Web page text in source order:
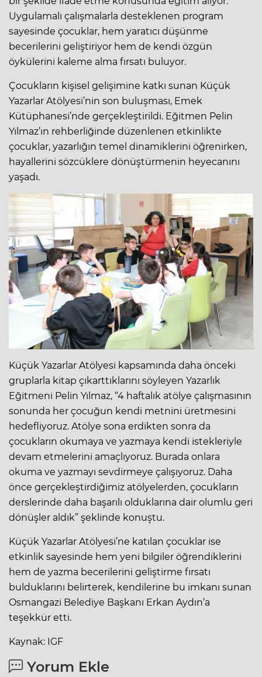
Uygulamalı çalışmalarla desteklenen program
sayesinde çocuklar, hem yaratıcı düşünme
becerilerini geliştiriyor hem de kendi özgün
öykülerini kaleme alma fırsatı buluyor.
Çocukların kişisel gelişimine katkı sunan Küçük
Yazarlar Atölyesi’nin son buluşması, Emek
Kütüphanesi’nde gerçekleştirildi. Eğitmen Pelin
Yılmaz’ın rehberliğinde düzenlenen etkinlikte
çocuklar, yazarlığın temel dinamiklerini öğrenirken,
hayallerini sözcüklere dönüştürmenin heyecanını
yaşadı.
Küçük Yazarlar Atölyesi kapsamında daha önceki
gruplarla kitap çıkarttıklarını söyleyen Yazarlık
Eğitmeni Pelin Yılmaz, “4 haftalık atölye çalışmasının
sonunda her çocuğun kendi metnini üretmesini
hedefliyoruz. Atölye sona erdikten sonra da
çocukların okumaya ve yazmaya kendi istekleriyle
devam etmelerini amaçlıyoruz. Burada onlara
okuma ve yazmayı sevdirmeye çalışıyoruz. Daha
önce gerçekleştirdiğimiz atölyelerden, çocukların
derslerinde daha başarılı olduklarına dair olumlu geri
dönüşler aldık” şeklinde konuştu.
Küçük Yazarlar Atölyesi’ne katılan çocuklar ise
etkinlik sayesinde hem yeni bilgiler öğrendiklerini
hem de yazma becerilerini geliştirme fırsatı
bulduklarını belirterek, kendilerine bu imkanı sunan
Osmangazi Belediye Başkanı Erkan Aydın’a
teşekkür etti.
Kaynak: IGF
Yorum Ekle